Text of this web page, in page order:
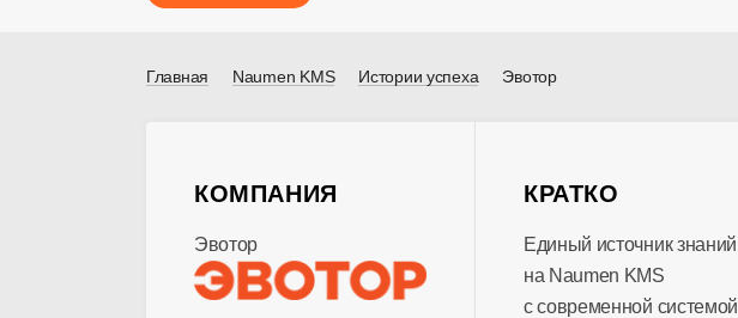
Главная Naumen KMS Истории успеха Эвотор
КОМПАНИЯ
Эвотор
КРАТКО
Единый источник знаний
на Naumen KMS
с современной системой